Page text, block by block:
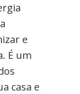
e
É um
casa e